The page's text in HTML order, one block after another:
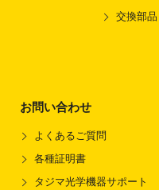
交換部
お問い合わせ
よくあるご質問
各種証明書
タジマ光学機器サポート